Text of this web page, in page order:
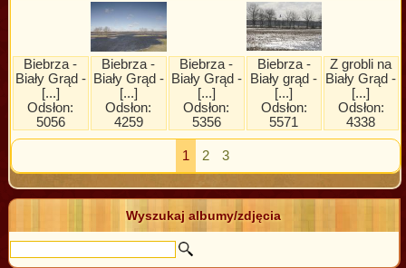
Biebrza -
Biały Grąd -
[...]
Odsłon:
5056
Biebrza -
Biały Grąd -
[...]
Odsłon:
4259
Biebrza -
Biały Grąd -
[...]
Odsłon:
5356
Biebrza -
Biały grąd -
[...]
Odsłon:
5571
Z grobli na
Biały Grąd -
[...]
Odsłon:
4338
1 2 3
Wyszukaj albumy/zdjęcia